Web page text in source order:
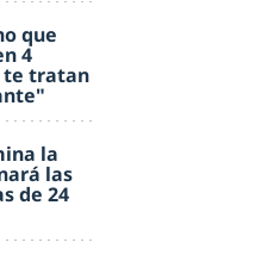
que
4
te tratan
la
las
de 24